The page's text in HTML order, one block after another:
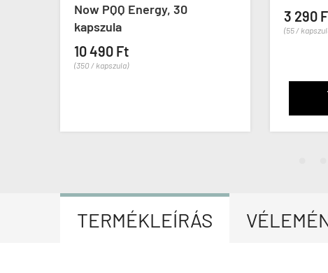
Now PQQ Energy, 30
kapszula
10 490 Ft
(350 / kapszula)
3 290 Ft
(55 / kapszula)
TERMÉKLEÍRÁS